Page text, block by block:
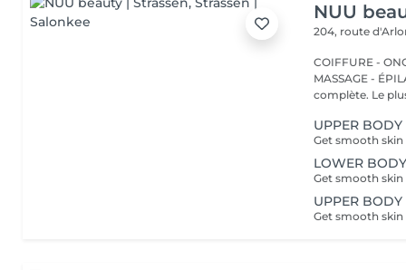
NUU
204, route
COIFFURE -
MASSAGE - ÉPILATION Strassen, c'est NUU
complète. Le
UPPER
LOWER
UPPER